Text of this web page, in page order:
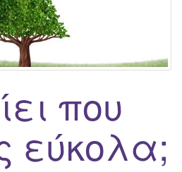
που
εύκολα;